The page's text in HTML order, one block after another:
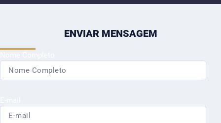
ENVIAR MENSAGEM